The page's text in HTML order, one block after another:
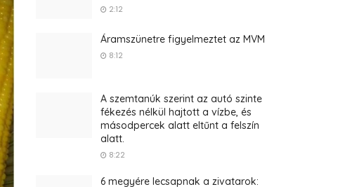
2:12
Áramszünetre figyelmeztet az MVM
8:12
A szemtanúk szerint az autó szinte
fékezés nélkül hajtott a vízbe, és
másodpercek alatt eltűnt a felszín
alatt.
8:22
6 megyére lecsapnak a zivatarok: